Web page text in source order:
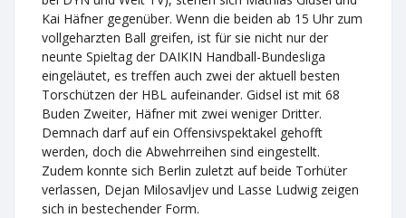
Kai Häfner gegenüber. Wenn die beiden ab 15 Uhr zum
vollgeharzten Ball greifen, ist für sie nicht nur der
neunte Spieltag der DAIKIN Handball-Bundesliga
eingeläutet, es treffen auch zwei der aktuell besten
Torschützen der HBL aufeinander. Gidsel ist mit 68
Buden Zweiter, Häfner mit zwei weniger Dritter.
Demnach darf auf ein Offensivspektakel gehofft
werden, doch die Abwehrreihen sind eingestellt.
Zudem konnte sich Berlin zuletzt auf beide Torhüter
verlassen, Dejan Milosavljev und Lasse Ludwig zeigen
sich in bestechender Form.